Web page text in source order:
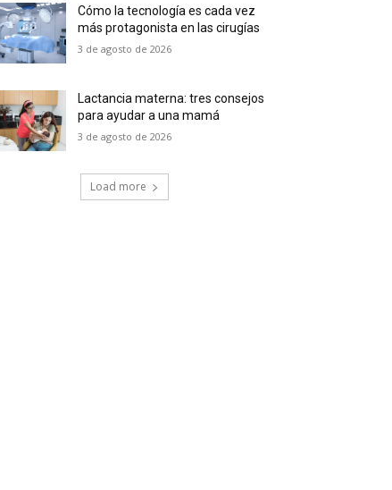
Cómo la tecnología es cada vez
más protagonista en las cirugías
3 de agosto de 2026
Lactancia materna: tres consejos
para ayudar a una mamá
3 de agosto de 2026
Load more